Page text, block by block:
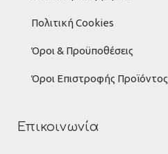
Πολιτική Cookies
Όροι & Προϋποθέσεις
Όροι Επιστροφής Προϊόντος
Επικοινωνία